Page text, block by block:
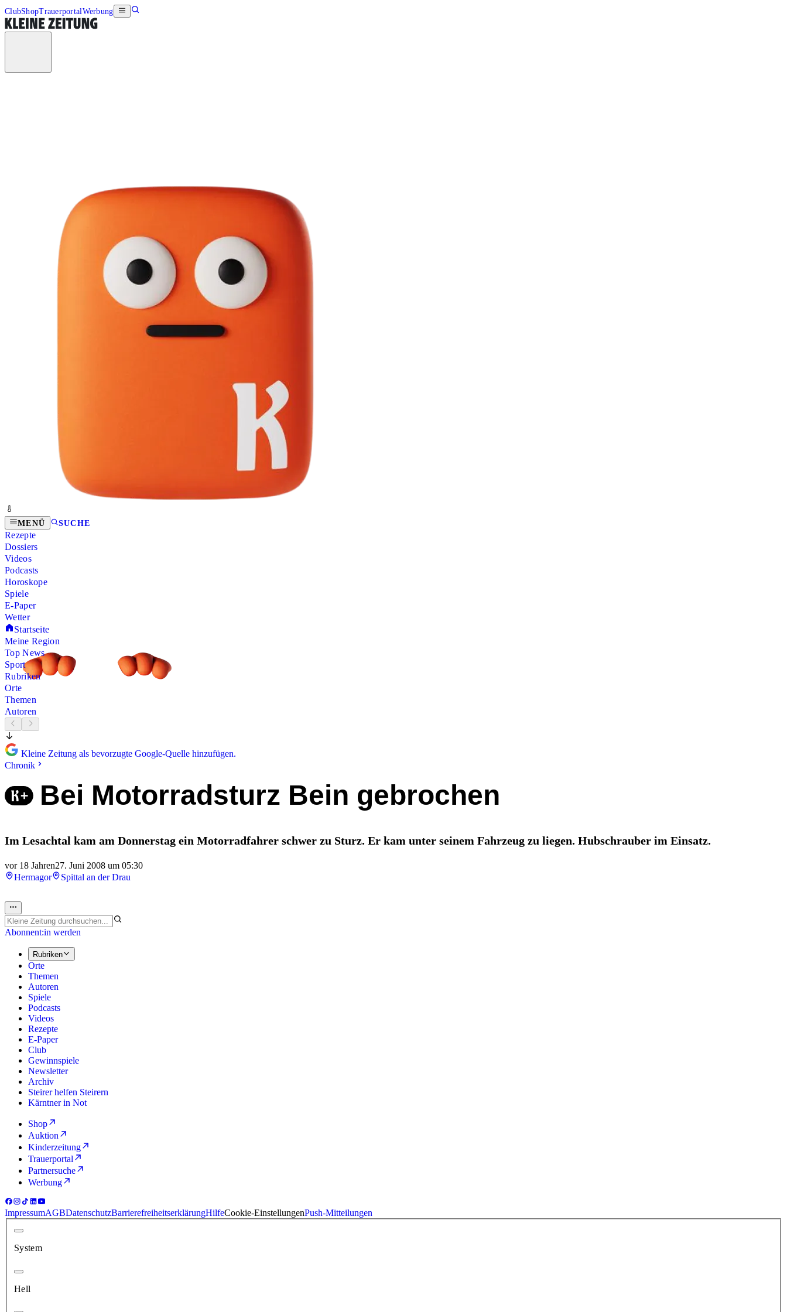
ClubShopTrauerportalWerbung
MENÜ SUCHE
Rezepte
Dossiers
Videos
Podcasts
Horoskope
Spiele
E-Paper
Wetter
Startseite
Meine Region
Top News
Sport
Rubriken
Orte
Themen
Autoren
Kleine Zeitung als bevorzugte Google-Quelle hinzufügen.
Chronik
Bei Motorradsturz Bein gebrochen
Im Lesachtal kam am Donnerstag ein Motorradfahrer schwer zu Sturz. Er kam unter seinem Fahrzeug zu liegen. Hubschrauber im Einsatz.
vor 18 Jahren27. Juni 2008 um 05:30
Hermagor
Spittal an der Drau
Abonnent:in werden
Rubriken
Orte
Themen
Autoren
Spiele
Podcasts
Videos
Rezepte
E-Paper
Club
Gewinnspiele
Newsletter
Archiv
Steirer helfen Steirern
Kärntner in Not
Shop
Auktion
Kinderzeitung
Trauerportal
Partnersuche
Werbung
ImpressumAGBDatenschutzBarrierefreiheitserklärungHilfeCookie-EinstellungenPush-Mitteilungen
System
Hell